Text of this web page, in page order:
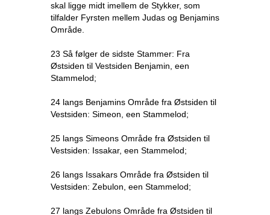
skal ligge midt imellem de Stykker, som
tilfalder Fyrsten mellem Judas og Benjamins
Område.
23 Så følger de sidste Stammer: Fra
Østsiden til Vestsiden Benjamin, een
Stammelod;
24 langs Benjamins Område fra Østsiden til
Vestsiden: Simeon, een Stammelod;
25 langs Simeons Område fra Østsiden til
Vestsiden: Issakar, een Stammelod;
26 langs Issakars Område fra Østsiden til
Vestsiden: Zebulon, een Stammelod;
27 langs Zebulons Område fra Østsiden til